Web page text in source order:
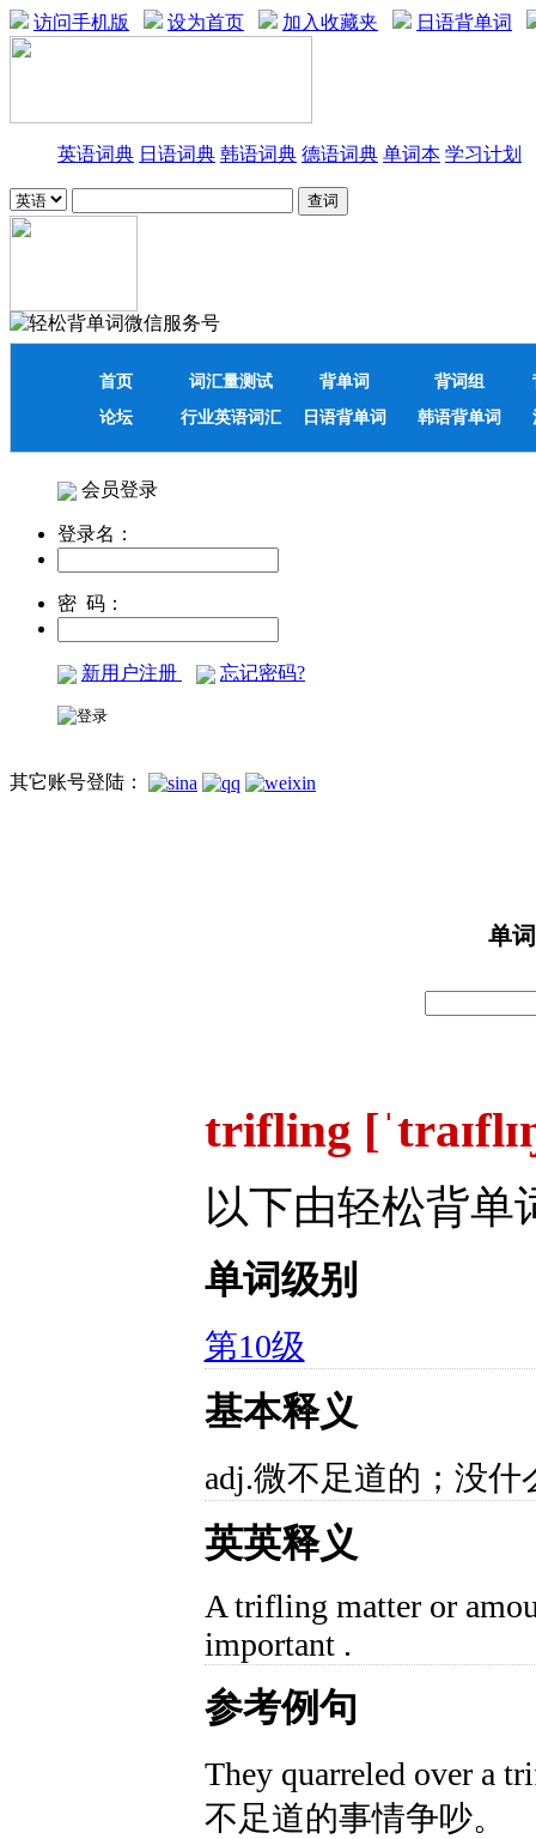
访问手机版 设为首页 加入收藏夹 日语背单词
英语词典 日语词典 韩语词典 德语词典 单词本 学习计划
首页 词汇量测试 背单词 背词组
论坛
行业英语词汇 日语背单词 韩语背单词
会员登录
登录名：
密 码：
新用户注册 忘记密码?
其它账号登陆：
单
trifling
以下由轻松背单
单词级别
第10级
基本释义
adj.微不足道的；没什
英英释义
A trifling matter or
important .
参考例句
They quarreled over a
不足道的事情争吵。